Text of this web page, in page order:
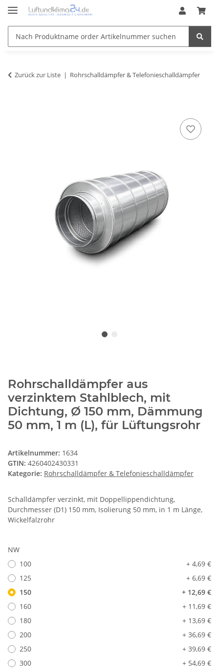
Zurück zur Liste Rohrschalldämpfer & Telefonieschalldämpfer
Rohrschalldämpfer aus
verzinktem Stahlblech, mit
Dichtung, Ø 150 mm, Dämmung
50 mm, 1 m (L), für Lüftungsrohr
Artikelnummer: 1634
GTIN: 4260402430331
Kategorie: Rohrschalldämpfer & Telefonieschalldämpfer
Schalldämpfer verzinkt, mit Doppellippendichtung,
Durchmesser (D1) 150 mm, Isolierung 50 mm, in 1 m Länge,
Wickelfalzrohr
NW
100
+ 4,69 €
125
+ 6,69 €
150
+ 12,69 €
160
+ 11,69 €
180
+ 13,69 €
200
+ 36,69 €
250
+ 39,69 €
300
+ 54,69 €